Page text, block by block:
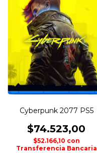
Cyberpunk 2077 PS5
$74.523,00
$52.166,10 con
Transferencia Bancaria